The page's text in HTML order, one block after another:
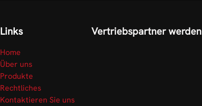
Links
Home
Über uns
Produkte
Rechtliches
Kontaktieren Sie uns
Vertriebspartner werden